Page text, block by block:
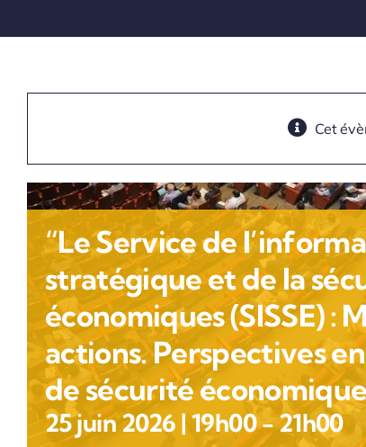
Cet
“Le Service de
stratégique et de la
économiques (SISSE) :
actions. Perspectives
de sécurité
25 juin 2026 | 19h00-21h00